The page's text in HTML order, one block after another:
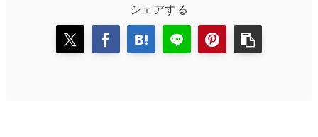
シェアする